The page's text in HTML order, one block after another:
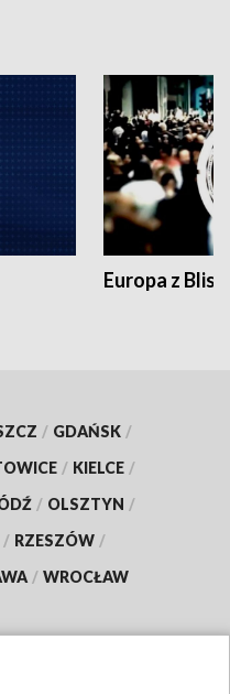
Europa z
/ GDAŃSK /
/ KIELCE /
/ OLSZTYN /
/ RZESZÓW /
/ WROCŁAW